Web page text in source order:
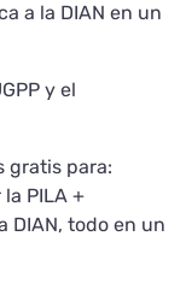
a la DIAN en un
y el
gratis para:
PILA +
DIAN, todo en un